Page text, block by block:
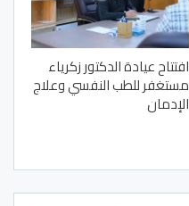
افتتاح عيادة الدكتور زكرياء
مستغفر للطب النفسي وعلاج
الإدمان